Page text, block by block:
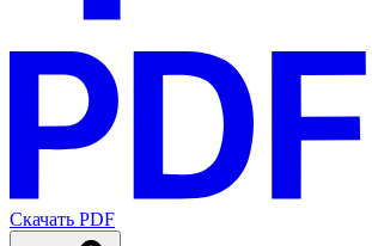
Скачать PDF